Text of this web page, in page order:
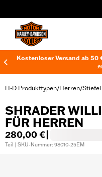
Kostenloser Versand ab 50
H-D Produkttypen/Herren/Stiefel
SHRADER
FÜR HERREN
280,00 €
Teil | SKU-Nummer: 98010-25EM